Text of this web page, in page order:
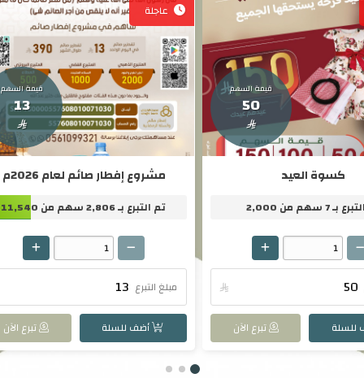
قيمة السهم
50

كسوة العيد
بـ7سهم من 2,000

للسلة تبرع الآن
قيمة السهم
13

عاجلة
مشروع إفطار صائم لعام 2026م
تم التبرع بـ2,806سهم من 11,540
مبلغ التبرع
أضف للسلة تبرع الآن